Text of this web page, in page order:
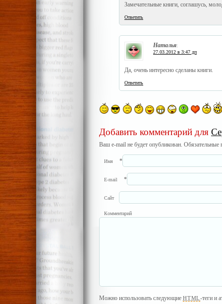
Замечательные книги, соглашусь,
Ответить
Наталья:
27.03.2012 в 3:47 дп
Да, очень интересно сделаны книги.
Ответить
Добавить комментарий для
Ваш e-mail не будет опубликован.
Имя *
E-mail *
Сайт
Комментарий
Можно использовать следующие HTML-теги и